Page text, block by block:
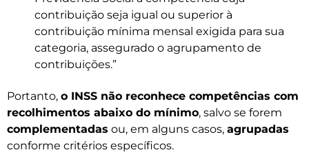
contribuição seja igual ou superior à
contribuição mínima mensal exigida para sua
categoria, assegurado o agrupamento de
contribuições.”
Portanto, o INSS não reconhece competências com
recolhimentos abaixo do mínimo, salvo se forem
complementadas ou, em alguns casos, agrupadas
conforme critérios específicos.